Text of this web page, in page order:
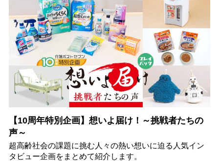
【10周年特別企画】想いよ届け！～挑戦者たちの
声～
超高齢社会の課題に挑む人々の熱い想いに迫る人気イン
タビュー企画をまとめて紹介します。